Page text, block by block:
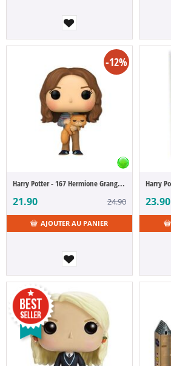
-12%
Harry Potter - 167 Hermione Granger (POP Figure)
21.90 24.90
AJOUTER AU PANIER
23.90